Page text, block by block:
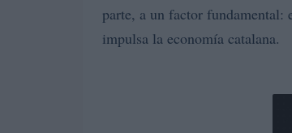
parte, a un factor fundamental:
impulsa la economía catalana.